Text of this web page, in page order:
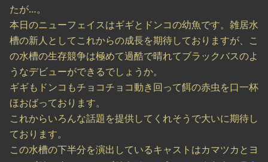
たが…。
本日のニューフェイスはギギとドンコの幼魚です。雑居水
槽の新人としてこれからの成長を期待しておりますが、こ
の水槽の生存競争は極めて過酷で晴れてブラックバスのよ
うなデビューができるでしょうか。
ギギもドンコもチョコチョコ動き回って餌の赤虫を口一杯
ほおばっております。
これからいろんな話題を提供してくれそうで大いに期待し
ております。
この水槽の下半分を演出しているキャストはカマツカとヨ